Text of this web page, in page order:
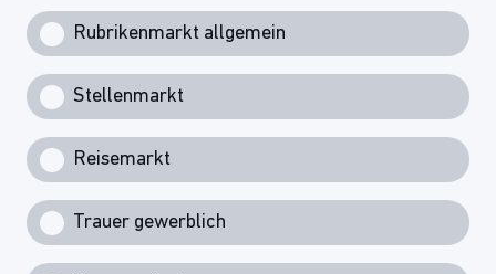
Rubrikenmarkt allgemein
Stellenmarkt
Reisemarkt
Trauer gewerblich